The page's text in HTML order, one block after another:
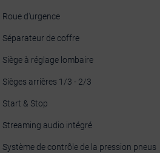
Roue d'urgence
Séparateur de coffre
Siège à réglage lombaire
Sièges arrières 1/3 - 2/3
Start & Stop
Streaming audio intégré
Système de contrôle de la pression pneus